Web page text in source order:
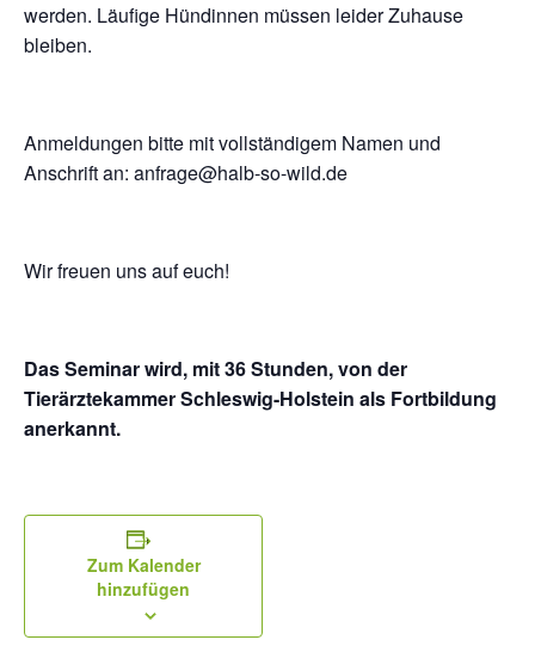
werden. Läufige Hündinnen müssen leider Zuhause
bleiben.
Anmeldungen bitte mit vollständigem Namen und
Anschrift an: anfrage@halb-so-wild.de
Wir freuen uns auf euch!
Das Seminar wird, mit 36 Stunden, von der
Tierärztekammer Schleswig-Holstein als Fortbildung
anerkannt.
Zum Kalender
hinzufügen